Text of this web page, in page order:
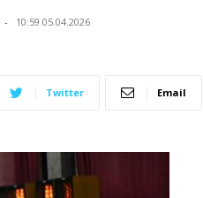
- 10:59 05.04.2026
Twitter Email